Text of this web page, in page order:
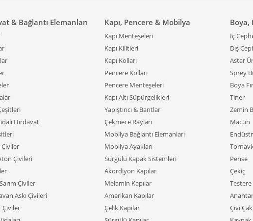
Kurulumla uğraşmak istemeyenler için tek parça panel formunda
alçı duvarlara kıyasla daha dayanıklı ve temizlemesi rahattır.
oldukları için alan düzenini değiştirmek, farklı senaryolara göre
gören parçalar rahatlıkla yenisiyle değiştirilebilir; bakım maliyeti
türleri, renkler, kalınlıklar ve desenler sayesinde pek çok dekorasyon
atmosferi zenginleştirilebilir.
Farklı Alanlarda Kullanımı
mekânlar gelse de, günümüzde ahşap seperatörler dış alanlarda da yaygın
tasarımları ve ulaşılabilir fiyatları,ahşap seperatörleri öne çıkaran
Kullanımı
pek çok farklı alan ve senaryo vardır:
ile salon arasına yerleştirilen seperatörler, içeriye davetkâr ama kontrollü
alanı ile yemek köşesini ayırmak, okuma veya çalışma alanı
ışığın odanın tamamına yayılmasına yardımcı olur.
& Bağlantı Elemanları
Hırdavat
Çivileri
Çiviler
Askı Çivileri
Çiviler
Kapı, Pencere & Mobilya
Kapı Menteşeleri
Kapı Kilitleri
Kapı Kolları
Pencere Kolları
Pencere Menteşeleri
Kapı Altı Süpürgelikleri
Yapıştırıcı & Bantlar
Çekmece Rayları
Mobilya Bağlantı Elemanları
Mobilya Ayakları
Sürgülü Kapak Sistemleri
Akordiyon Kapılar
Melamin Kapılar
Amerikan Kapılar
Çelik Kapılar
Boya,
İç
Dış
Astar
Sprey
Boya
Tiner
Zemin
Macun
Pense
Çekiç
Testere
Çivi